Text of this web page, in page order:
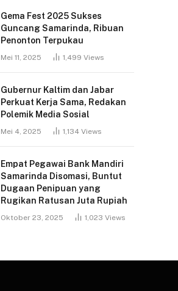
Gema Fest 2025 Sukses
Guncang Samarinda, Ribuan
Penonton Terpukau
Mei 11, 2025 1,499 Views
Gubernur Kaltim dan Jabar
Perkuat Kerja Sama, Redakan
Polemik Media Sosial
Mei 4, 2025 1,134 Views
Empat Pegawai Bank Mandiri
Samarinda Disomasi, Buntut
Dugaan Penipuan yang
Rugikan Ratusan Juta Rupiah
Oktober 23, 2025 1,023 Views